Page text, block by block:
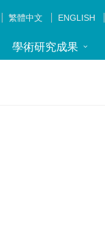
繁體中文 ENGLISH
學術研究成果